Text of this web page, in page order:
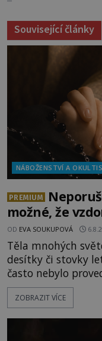
Související články
NÁBOŽENSTVÍ A
PREMIUM
možné, že
OD EVA SOUKUPOVÁ
Těla mnohých
desítky či stovky
často nebylo
pokusy o
považovány za
ZOBRAZIT VÍCE